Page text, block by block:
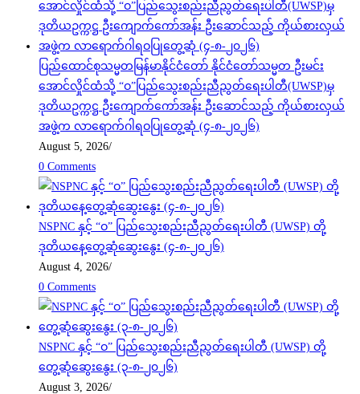
ပြည်ထောင်စုသမ္မတမြန်မာနိုင်ငံတော် နိုင်ငံတော်သမ္မတ ဦးမင်း
အောင်လှိုင်ထံသို့ “ဝ”ပြည်သွေးစည်းညီညွတ်ရေးပါတီ(UWSP)မှ
ဒုတိယဥက္ကဋ္ဌ ဦးကျောက်ကော်အန်း ဦးဆောင်သည့် ကိုယ်စားလှယ်
အဖွဲ့က လာရောက်ဂါရဝပြုတွေ့ဆုံ (၄-၈-၂၀၂၆)
August 5, 2026/
0 Comments
NSPNC နှင့် “ဝ” ပြည်သွေးစည်းညီညွတ်ရေးပါတီ (UWSP) တို့
ဒုတိယနေ့တွေ့ဆုံဆွေးနွေး (၄-၈-၂၀၂၆)
August 4, 2026/
0 Comments
NSPNC နှင့် “ဝ” ပြည်သွေးစည်းညီညွတ်ရေးပါတီ (UWSP) တို့
တွေ့ဆုံဆွေးနွေး (၃-၈-၂၀၂၆)
August 3, 2026/